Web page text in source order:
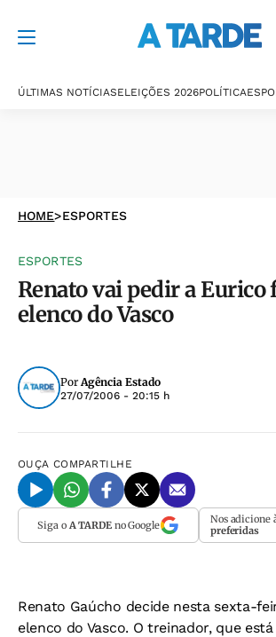
ÚLTIMAS NOTÍCIASELEIÇÕES 2026POLÍTICA
HOME>ESPORTES
ESPORTES
Renato vai pedir a Eurico
elenco do Vasco
PorAgência Estado
27/07/2006 - 20:15 h
OUÇA COMPARTILHE
Siga o A TARDEno Google Nos adicione
preferidas
Renato Gaúcho decide nesta sexta-
elenco do Vasco. O treinador, que